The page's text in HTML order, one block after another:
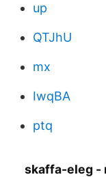
up
QTJhU
mx
IwqBA
ptq
skaffa-eleg -